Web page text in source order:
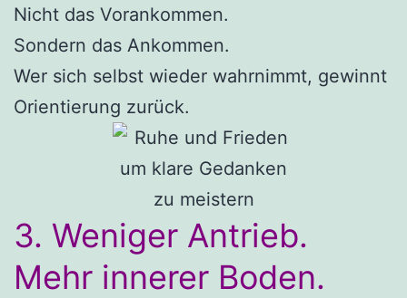
Nicht das Vorankommen.
Sondern das Ankommen.
Wer sich selbst wieder wahrnimmt, gewinnt
Orientierung zurück.
3. Weniger Antrieb.
Mehr innerer Boden.